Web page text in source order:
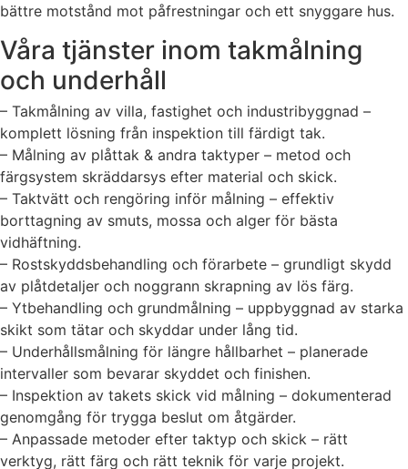
bättre motstånd mot påfrestningar och ett snyggare hus.
Våra tjänster inom takmålning
och underhåll
– Takmålning av villa, fastighet och industribyggnad –
komplett lösning från inspektion till färdigt tak.
– Målning av plåttak & andra taktyper – metod och
färgsystem skräddarsys efter material och skick.
– Taktvätt och rengöring inför målning – effektiv
borttagning av smuts, mossa och alger för bästa
vidhäftning.
– Rostskyddsbehandling och förarbete – grundligt skydd
av plåtdetaljer och noggrann skrapning av lös färg.
– Ytbehandling och grundmålning – uppbyggnad av starka
skikt som tätar och skyddar under lång tid.
– Underhållsmålning för längre hållbarhet – planerade
intervaller som bevarar skyddet och finishen.
– Inspektion av takets skick vid målning – dokumenterad
genomgång för trygga beslut om åtgärder.
– Anpassade metoder efter taktyp och skick – rätt
verktyg, rätt färg och rätt teknik för varje projekt.